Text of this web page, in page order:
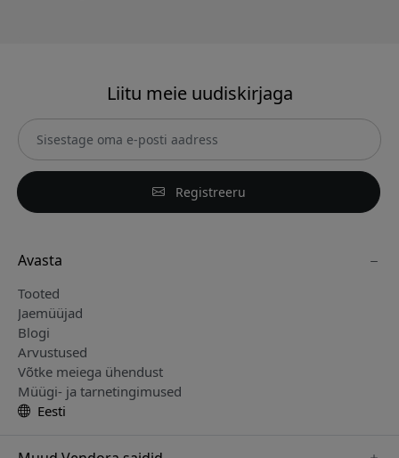
Liitu meie uudiskirjaga
Registreeru
Avasta
Tooted
Jaemüüjad
Blogi
Arvustused
Võtke meiega ühendust
Müügi- ja tarnetingimused
Eesti